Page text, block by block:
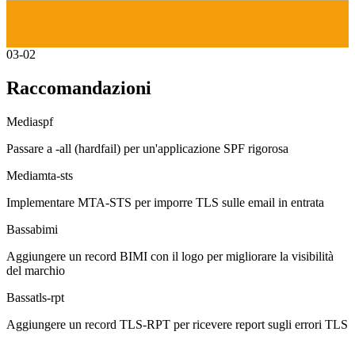
03-02
Raccomandazioni
Mediaspf
Passare a -all (hardfail) per un'applicazione SPF rigorosa
Mediamta-sts
Implementare MTA-STS per imporre TLS sulle email in entrata
Bassabimi
Aggiungere un record BIMI con il logo per migliorare la visibilità
del marchio
Bassatls-rpt
Aggiungere un record TLS-RPT per ricevere report sugli errori TLS